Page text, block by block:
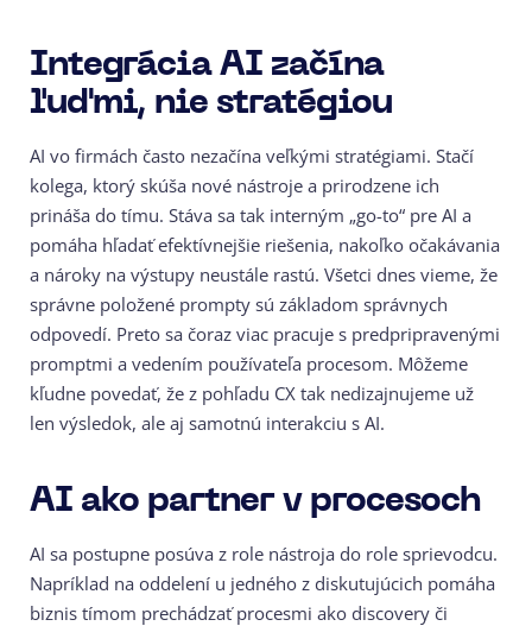
Integrácia AI začína
ľuďmi, nie stratégiou
AI vo firmách často nezačína veľkými stratégiami. Stačí
kolega, ktorý skúša nové nástroje a prirodzene ich
prináša do tímu. Stáva sa tak interným „go-to“ pre AI a
pomáha hľadať efektívnejšie riešenia, nakoľko očakávania
a nároky na výstupy neustále rastú. Všetci dnes vieme, že
správne položené prompty sú základom správnych
odpovedí. Preto sa čoraz viac pracuje s predpripravenými
promptmi a vedením používateľa procesom. Môžeme
kľudne povedať, že z pohľadu CX tak nedizajnujeme už
len výsledok, ale aj samotnú interakciu s AI.
AI ako partner v procesoch
AI sa postupne posúva z role nástroja do role sprievodcu.
Napríklad na oddelení u jedného z diskutujúcich pomáha
biznis tímom prechádzať procesmi ako discovery či